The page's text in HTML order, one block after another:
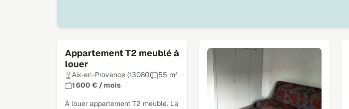
Appartement T2 meublé à
louer
Aix-en-Provence (13080)
55 m²
1 600 € / mois
À louer appartement T2 meublé. La